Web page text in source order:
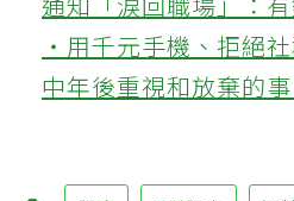
‧用千元手機、拒絕
中年後重視和放棄的